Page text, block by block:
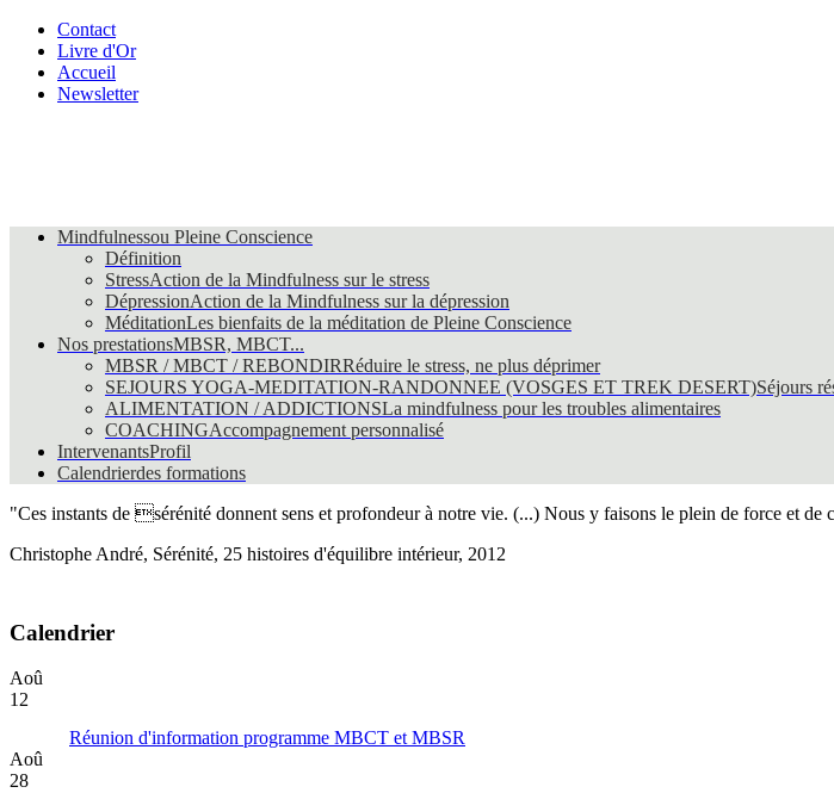
Contact
Livre d'Or
Accueil
Newsletter
Mindfulnessou Pleine Conscience
Définition
StressAction de la Mindfulness sur le stress
DépressionAction de la Mindfulness sur la dépression
MéditationLes bienfaits de la méditation de Pleine Conscience
Nos prestationsMBSR, MBCT...
MBSR / MBCT / REBONDIRRéduire le stress, ne plus déprimer
SEJOURS YOGA-MEDITATION-RANDONNEE (VOSGES ET TREK DESERT)Séjours
ALIMENTATION / ADDICTIONSLa mindfulness pour les troubles alimentaires
COACHINGAccompagnement personnalisé
IntervenantsProfil
Calendrierdes formations
"Ces instants de sérénité donnent sens et profondeur à notre vie. (...) Nous y faisons le plein de force et de
Christophe André, Sérénité, 25 histoires d'équilibre intérieur, 2012
Calendrier
Aoû
12
Réunion d'information programme MBCT et MBSR
Aoû
28